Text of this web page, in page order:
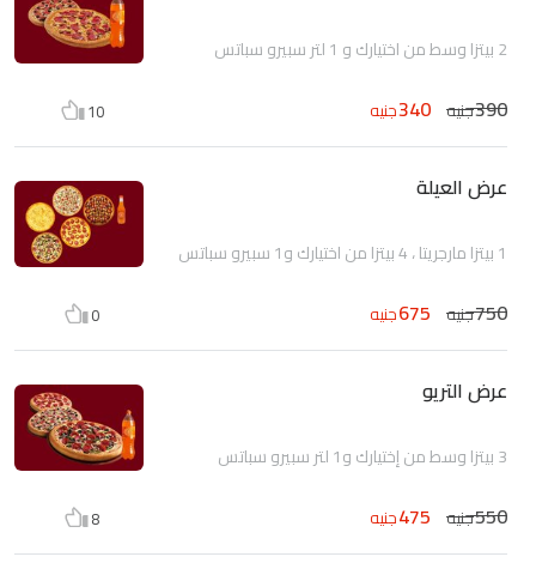
2 بيتزا وسط من اختيارك و 1 لتر سبيرو سباتس
390جنيه 340جنيه 10
عرض العيلة
1 بيتزا مارجريتا ، 4 بيتزا من اختيارك و1 سبيرو سباتس
750جنيه 675جنيه 0
عرض التريو
3 بيتزا وسط من إختيارك و1 لتر سبيرو سباتس
550جنيه 475جنيه 8